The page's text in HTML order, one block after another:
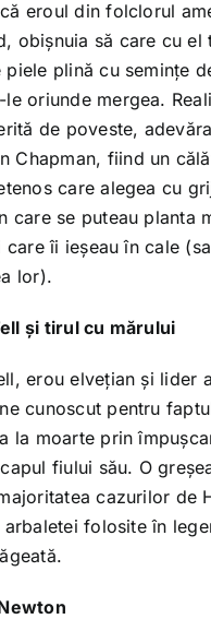
eroul din folclorul
obişnuia să care cu el
piele plină cu seminţe
le oriunde mergea.
de poveste,
Chapman, fiind un
care alegea cu
care se puteau planta
îi ieşeau în cale
lor).
şi tirul cu mărului
erou elveţian şi lider
cunoscut pentru
la moarte prin
fiului său. O
cazurilor de
folosite în